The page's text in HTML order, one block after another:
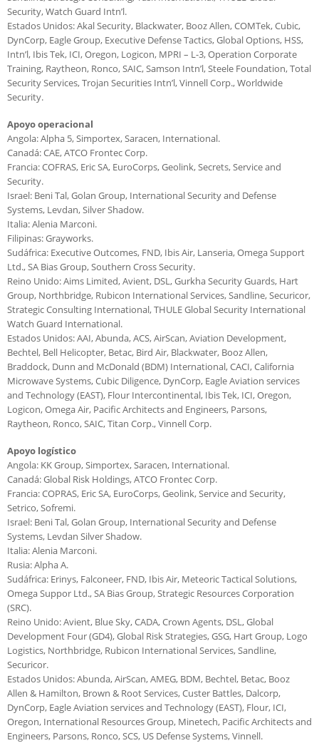
Security, Watch Guard Intn’l.
Estados Unidos: Akal Security, Blackwater, Booz Allen, COMTek, Cubic,
DynCorp, Eagle Group, Executive Defense Tactics, Global Options, HSS,
Intn’l, Ibis Tek, ICI, Oregon, Logicon, MPRI – L-3, Operation Corporate
Training, Raytheon, Ronco, SAIC, Samson Intn’l, Steele Foundation, Total
Security Services, Trojan Securities Intn’l, Vinnell Corp., Worldwide
Security.
Apoyo operacional
Angola: Alpha 5, Simportex, Saracen, International.
Canadá: CAE, ATCO Frontec Corp.
Francia: COFRAS, Eric SA, EuroCorps, Geolink, Secrets, Service and
Security.
Israel: Beni Tal, Golan Group, International Security and Defense
Systems, Levdan, Silver Shadow.
Italia: Alenia Marconi.
Filipinas: Grayworks.
Sudáfrica: Executive Outcomes, FND, Ibis Air, Lanseria, Omega Support
Ltd., SA Bias Group, Southern Cross Security.
Reino Unido: Aims Limited, Avient, DSL, Gurkha Security Guards, Hart
Group, Northbridge, Rubicon International Services, Sandline, Securicor,
Strategic Consulting International, THULE Global Security International
Watch Guard International.
Estados Unidos: AAI, Abunda, ACS, AirScan, Aviation Development,
Bechtel, Bell Helicopter, Betac, Bird Air, Blackwater, Booz Allen,
Braddock, Dunn and McDonald (BDM) International, CACI, California
Microwave Systems, Cubic Diligence, DynCorp, Eagle Aviation services
and Technology (EAST), Flour Intercontinental, Ibis Tek, ICI, Oregon,
Logicon, Omega Air, Pacific Architects and Engineers, Parsons,
Raytheon, Ronco, SAIC, Titan Corp., Vinnell Corp.
Apoyo logístico
Angola: KK Group, Simportex, Saracen, International.
Canadá: Global Risk Holdings, ATCO Frontec Corp.
Francia: COPRAS, Eric SA, EuroCorps, Geolink, Service and Security,
Setrico, Sofremi.
Israel: Beni Tal, Golan Group, International Security and Defense
Systems, Levdan Silver Shadow.
Italia: Alenia Marconi.
Rusia: Alpha A.
Sudáfrica: Erinys, Falconeer, FND, Ibis Air, Meteoric Tactical Solutions,
Omega Suppor Ltd., SA Bias Group, Strategic Resources Corporation
(SRC).
Reino Unido: Avient, Blue Sky, CADA, Crown Agents, DSL, Global
Development Four (GD4), Global Risk Strategies, GSG, Hart Group, Logo
Logistics, Northbridge, Rubicon International Services, Sandline,
Securicor.
Estados Unidos: Abunda, AirScan, AMEG, BDM, Bechtel, Betac, Booz
Allen & Hamilton, Brown & Root Services, Custer Battles, Dalcorp,
DynCorp, Eagle Aviation services and Technology (EAST), Flour, ICI,
Oregon, International Resources Group, Minetech, Pacific Architects and
Engineers, Parsons, Ronco, SCS, US Defense Systems, Vinnell.